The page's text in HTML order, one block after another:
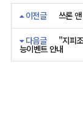
이전글 쓰론
다음글 "지피
능이벤트 안내